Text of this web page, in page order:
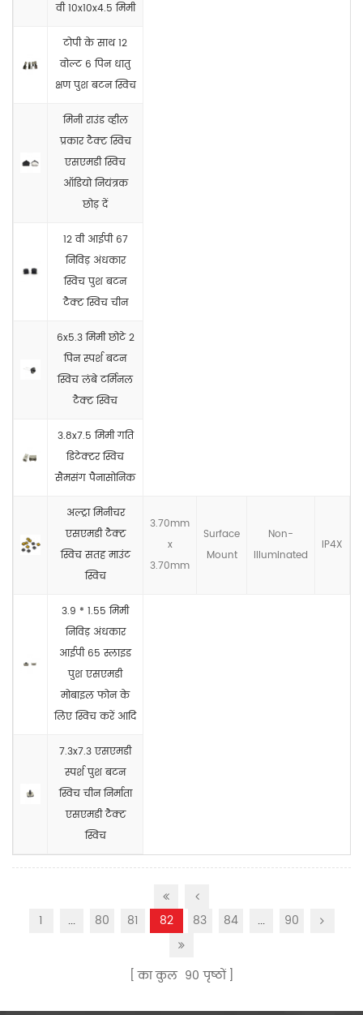
वी 10x10x4.5 मिमी
टोपी के साथ 12
वोल्ट 6 पिन धातु
क्षण पुश बटन स्विच
मिनी राउंड व्हील
प्रकार टैक्ट स्विच
एसएमडी स्विच
ऑडियो नियंत्रक
छोड़ दें
12 वी आईपी 67
निविड़ अंधकार
स्विच पुश बटन
टैक्ट स्विच चीन
6x5.3 मिमी छोटे 2
पिन स्पर्श बटन
स्विच लंबे टर्मिनल
टैक्ट स्विच
3.8x7.5 मिमी गति
डिटेक्टर स्विच
सैमसंग पैनासोनिक
अल्ट्रा मिनीचर
एसएमडी टैक्ट
स्विच सतह माउंट
स्विच
3.70mm
x
3.70mm
Surface
Mount
Non-
llluminated
IP4X
3.9 * 1.55 मिमी
निविड़ अंधकार
आईपी 65 स्लाइड
पुश एसएमडी
मोबाइल फोन के
लिए स्विच करें आदि
7.3x7.3 एसएमडी
स्पर्श पुश बटन
स्विच चीन निर्माता
एसएमडी टैक्ट
स्विच
1 ... 80 81 82 83 84 ... 90
का कुल 90 पृष्ठों